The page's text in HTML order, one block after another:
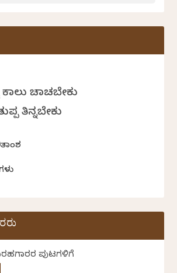
ಕಾಲು ಚಾಚಬೇಕು
ತಿನ್ನಬೇಕು
ಪುಟಗಳಿಗೆ